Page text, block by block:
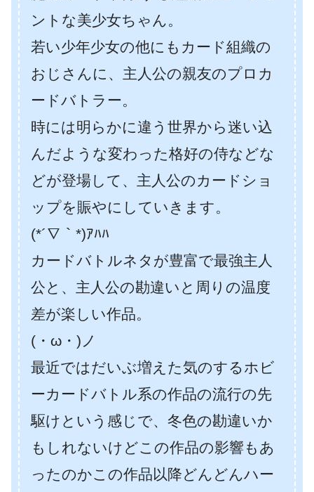
ントな美少女ちゃん。
若い少年少女の他にもカード組織の
おじさんに、主人公の親友のプロカ
ードバトラー。
時には明らかに違う世界から迷い込
んだような変わった格好の侍などな
どが登場して、主人公のカードショ
ップを賑やにしていきます。
(*´∇｀*)ｱﾊﾊ
カードバトルネタが豊富で最強主人
公と、主人公の勘違いと周りの温度
差が楽しい作品。
(・ω・)ノ
最近ではだいぶ増えた気のするホビ
ーカードバトル系の作品の流行の先
駆けという感じで、冬色の勘違いか
もしれないけどこの作品の影響もあ
ったのかこの作品以降どんどんハー